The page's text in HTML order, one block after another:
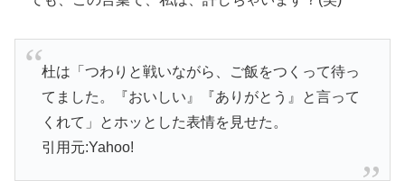
杜は「つわりと戦いながら、ご飯をつくって待っ
てました。『おいしい』『ありがとう』と言って
くれて」
とホッとした表情を見せた。
引用元:Yahoo!